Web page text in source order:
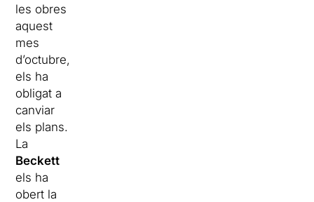
les obres
aquest
mes
d’octubre,
els ha
obligat a
canviar
els plans.
La
Beckett
els ha
obert la